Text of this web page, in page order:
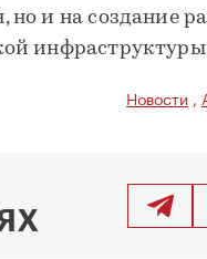
но и на создание
Новости ,